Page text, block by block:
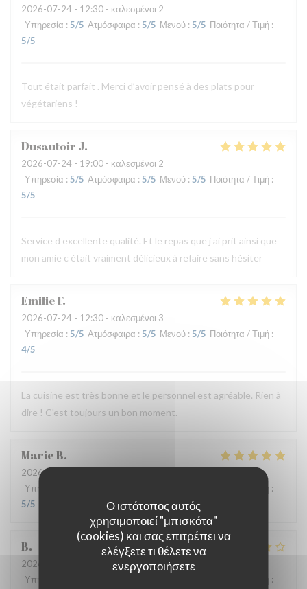
Ο ιστότοπος αυτός
χρησιμοποιεί "μπισκότα"
(cookies) και σας επιτρέπει να
ελέγξετε τι θέλετε να
ενεργοποιήσετε
2026-07-24 - 12:30 - καλεσμένοι 2
Υπηρεσία : 5/5 Ατμόσφαιρα : 5/5 Μενού : 5/5 Ποιότητα / Τιμή :
5/5
Tout était parfait . Merci d’avoir pensé à des plats pour
végétariens !
Dusautoir J
2026-07-24 - 19:00 - καλεσμένοι 2
Υπηρεσία : 5/5 Ατμόσφαιρα : 5/5 Μενού : 5/5 Ποιότητα / Τιμή :
5/5
Service d excellente qualité. Et le repas que j ai prit ainsi que
mon amie c était vraiment délicieux à refaire sans hésiter
EmilieF
2026-07-24 - 12:30 - καλεσμένοι 3
Υπηρεσία :5/5 Ατμόσφαιρα : 5/5 Μενού : 5/5 Ποιότητα / Τιμή :
4/5
La cuisine est très bonne et le personnel est agréable. Rien à
dire ! C'est toujours un bon moment.
MarieB
2026-07-21
Υπηρεσία
Ποιότητα / Τιμή :
5/5
B
2026-07-08
- 20:00 - καλεσμένοι 4
Υπηρεσία
: